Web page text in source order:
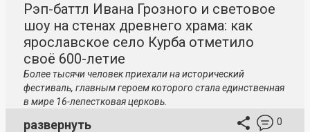
Рэп-баттл Ивана Грозного и световое
шоу на стенах древнего храма: как
ярославское село Курба отметило
своё 600-летие
Более тысячи человек приехали на исторический
фестиваль, главным героем которого стала единственная
в мире 16-лепестковая церковь.
развернуть 0